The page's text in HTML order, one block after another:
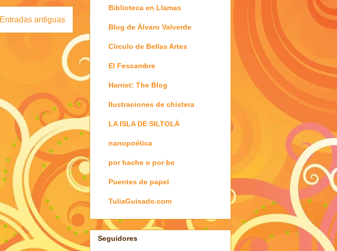
Entradas antiguas
Biblioteca en Llamas
Blog de Álvaro Valverde
Círculo de Bellas Artes
El Fescambre
Harriet: The Blog
Ilustraciones de chistera
LA ISLA DE SILTOLÁ
nanopoética
por hache o por be
Puentes de papel
TuliaGuisado.com
Seguidores